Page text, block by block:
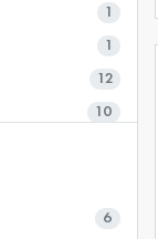
1
1
12
10
6